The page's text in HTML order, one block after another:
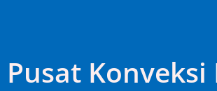
Pusat